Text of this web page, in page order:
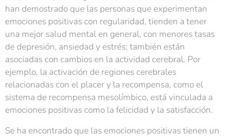
han demostrado que las personas que experimentan
emociones positivas con regularidad, tienden a tener
una mejor salud mental en general, con menores tasas
de depresión, ansiedad y estrés; también están
asociadas con cambios en la actividad cerebral. Por
ejemplo, la activación de regiones cerebrales
relacionadas con el placer y la recompensa, como el
sistema de recompensa mesolímbico, está vinculada a
emociones positivas como la felicidad y la satisfacción.
Se ha encontrado que las emociones positivas tienen un